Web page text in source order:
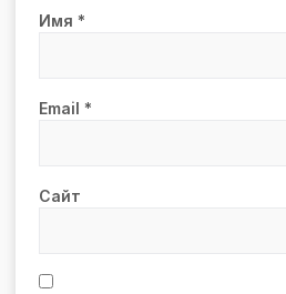
Имя *
Email *
Сайт